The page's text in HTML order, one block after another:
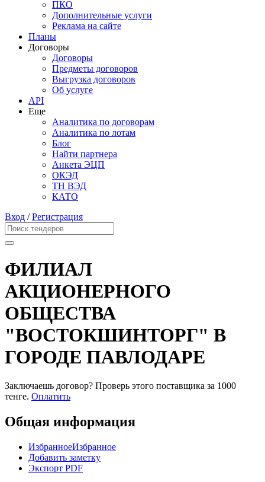
ПКО
Дополнительные услуги
Реклама на сайте
Планы
Договоры
Договоры
Предметы договоров
Выгрузка договоров
Об услуге
API
Еще
Аналитика по договорам
Аналитика по лотам
Блог
Найти партнера
Анкета ЭЦП
ОКЭД
ТН ВЭД
КАТО
Вход /Регистрация
ФИЛИАЛ
АКЦИОНЕРНОГО
ОБЩЕСТВА
"ВОСТОКШИНТОРГ" В
ГОРОДЕ ПАВЛОДАРЕ
Заключаешь договор? Проверь этого поставщика за 1000
тенге. Оплатить
Общая информация
ИзбранноеИзбранное
Добавить заметку
Экспорт PDF